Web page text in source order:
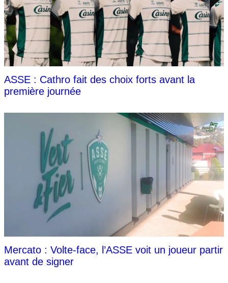
ASSE : Cathro fait des choix forts avant la
première journée
Mercato : Volte-face, l’ASSE voit un joueur partir
avant de signer